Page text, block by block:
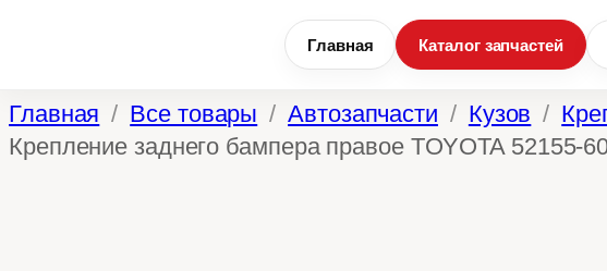
Перейти
к
Главная Каталог запчастей
Главная Все товары Автозапчасти Кузов
Крепление заднего бампера правое TOYOTA 52155-